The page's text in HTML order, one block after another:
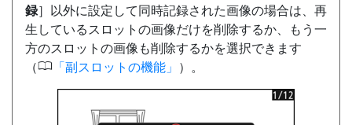
録］以外に設定して同時記録された画像の場合は、再
生しているスロットの画像だけを削除するか、もう一
方のスロットの画像も削除するかを選択できます
（0 副スロットの機能 ）。